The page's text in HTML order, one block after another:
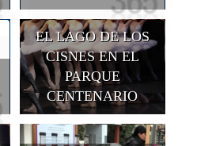
EL LAGO DE LOS
CISNES EN EL
PARQUE
CENTENARIO